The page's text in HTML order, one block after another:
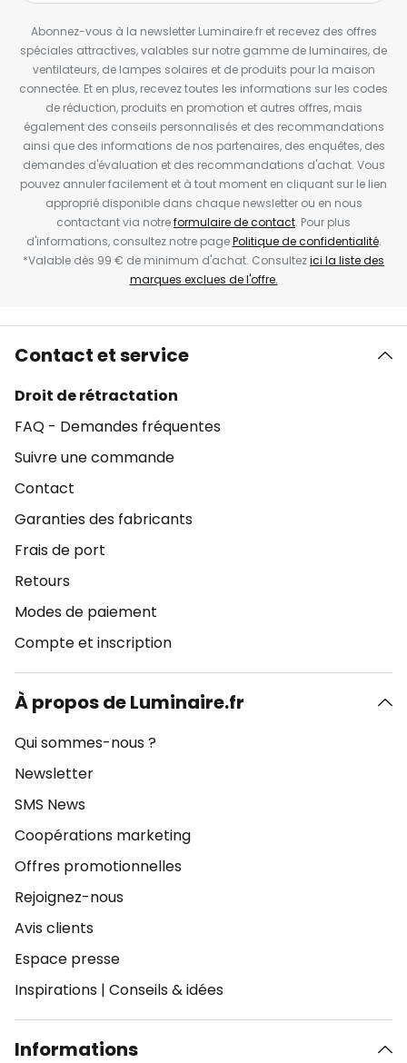
Abonnez-vous à la newsletter Luminaire.fr et recevez des offres
spéciales attractives, valables sur notre gamme de luminaires, de
ventilateurs, de lampes solaires et de produits pour la maison
connectée. Et en plus, recevez toutes les informations sur les codes
de réduction, produits en promotion et autres offres, mais
également des conseils personnalisés et des recommandations
ainsi que des informations de nos partenaires, des enquêtes, des
demandes d'évaluation et des recommandations d'achat. Vous
pouvez annuler facilement et à tout moment en cliquant sur le lien
approprié disponible dans chaque newsletter ou en nous
contactant via notreformulaire de contact. Pour plus
d'informations, consultez notre pagePolitique de confidentialité.
*Valable dès 99 € de minimum d'achat. Consultezici la liste des
marques exclues de l'offre.
Contact et service
Droit de rétractation
FAQ - Demandes fréquentes
Suivre une commande
Contact
Garanties des fabricants
Frais de port
Retours
Modes de paiement
Compte et inscription
À propos de Luminaire.fr
Qui sommes-nous ?
Newsletter
SMS News
Coopérations marketing
Offres promotionnelles
Rejoignez-nous
Avis clients
Espace presse
Inspirations | Conseils & idées
Informations